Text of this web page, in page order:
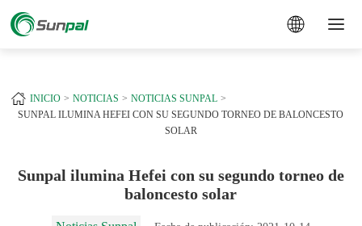
INICIO NOTICIAS
NOTICIAS SUNPAL
SUNPAL ILUMINA HEFEI CON SU SEGUNDO TORNEO DE BALONCESTO
SOLAR
Sunpal ilumina Hefei con su segundo torneo de
baloncesto solar